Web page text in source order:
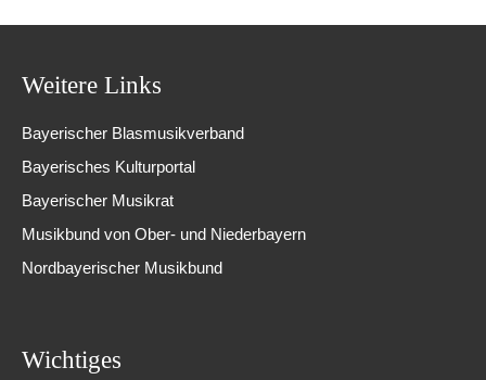
Weitere Links
Bayerischer Blasmusikverband
Bayerisches Kulturportal
Bayerischer Musikrat
Musikbund von Ober- und Niederbayern
Nordbayerischer Musikbund
Wichtiges